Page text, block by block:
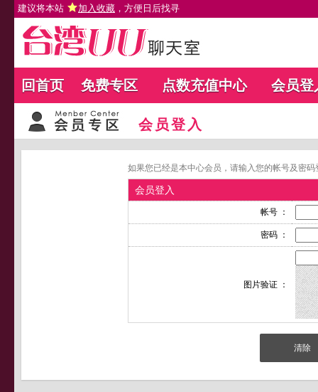
建议将本站 加入收藏 ，方便日后找寻
回首页 免费专区 点数充值中心 会员登
会员登入
如果您已经是本中心会员，请输入您的帐号及密
会员登入
帐号 ：
密码 ：
图片验证 ：